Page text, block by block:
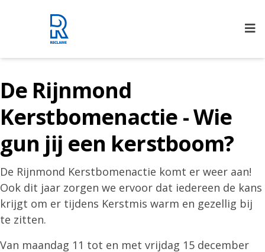
Rijnmond Reclame
De Rijnmond
Kerstbomenactie - Wie
gun jij een kerstboom?
De Rijnmond Kerstbomenactie komt er weer aan!
Ook dit jaar zorgen we ervoor dat iedereen de kans
krijgt om er tijdens Kerstmis warm en gezellig bij
te zitten.
Van maandag 11 tot en met vrijdag 15 december